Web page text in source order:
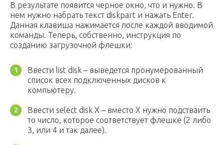
В результате появится черное окно, что и нужно. В
нем нужно набрать текст diskpart и нажать Enter.
Данная клавиша нажимается после каждой вводимой
команды. Теперь, собственно, инструкция по
созданию загрузочной флешки:
Ввести list disk – выведется пронумерованный
список всех подключенных дисков к
компьютеру.
Ввести select disk X – вместо X нужно подстваить
то число, которое соответствует флешке (2 либо
3, или 4 и так далее).